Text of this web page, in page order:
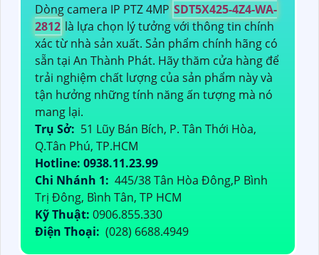
Dòng camera IP PTZ 4MP SDT5X425-4Z4-WA-
2812 là lựa chọn lý tưởng với thông tin chính
xác từ nhà sản xuất. Sản phẩm chính hãng có
sẵn tại An Thành Phát. Hãy thăm cửa hàng để
trải nghiệm chất lượng của sản phẩm này và
tận hưởng những tính năng ấn tượng mà nó
mang lại.
Trụ Sở: 51 Lũy Bán Bích, P. Tân Thới Hòa,
Q.Tân Phú, TP.HCM
Hotline: 0938.11.23.99
Chi Nhánh 1: 445/38 Tân Hòa Đông,P Bình
Trị Đông, Bình Tân, TP HCM
Kỹ Thuật: 0906.855.330
Điện Thoại: (028) 6688.4949